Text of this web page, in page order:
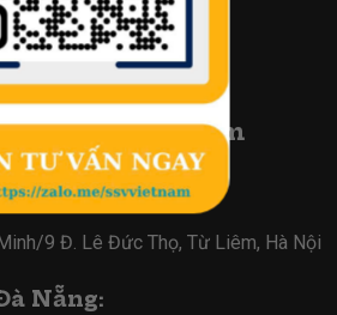
Số Đẹp Việt Nam
Nội :
9 Đ. Lê Đức Thọ, Từ Liêm, Hà Nội
Nẵng: